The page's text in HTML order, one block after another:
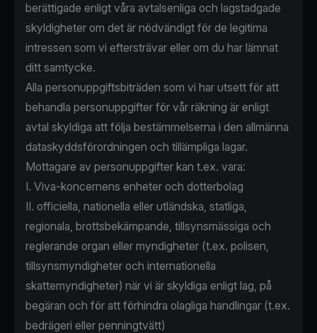
berättigade enligt våra avtalsenliga och lagstadgade
skyldigheter om det är nödvändigt för de legitima
intressen som vi eftersträvar eller om du har lämnat
ditt samtycke.
Alla personuppgiftsbiträden som vi har utsett för att
behandla personuppgifter för vår räkning är enligt
avtal skyldiga att följa bestämmelserna i den allmänna
dataskyddsförordningen och tillämpliga lagar.
Mottagare av personuppgifter kan t.ex. vara:
I. Viva-koncernens enheter och dotterbolag
II. officiella, nationella eller utländska, statliga,
regionala, brottsbekämpande, tillsynsmässiga och
reglerande organ eller myndigheter (t.ex. polisen,
tillsynsmyndigheter och internationella
skattemyndigheter) när vi är skyldiga enligt lag, på
begäran och för att förhindra olagliga handlingar (t.ex.
bedrägeri eller penningtvätt)